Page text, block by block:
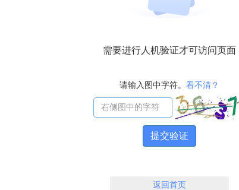
需要进行人机验证才可访问页面
请输入图中字符。 看不清？
提交验证
返回首页